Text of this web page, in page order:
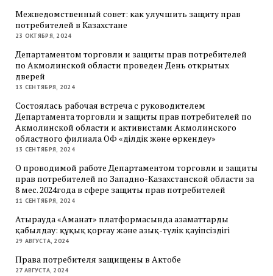
Межведомственный совет: как улучшить защиту прав
потребителей в Казахстане
23 ОКТЯБРЯ, 2024
Департаментом торговли и защиты прав потребителей
по Акмолинской области проведен День открытых
дверей
13 СЕНТЯБРЯ, 2024
Состоялась рабочая встреча с руководителем
Департамента торговли и защиты прав потребителей по
Акмолинской области и активистами Акмолинского
областного филиала ОФ «Әділдік және өркендеу»
13 СЕНТЯБРЯ, 2024
О проводимой работе Департаментом торговли и защиты
прав потребителей по Западно-Казахстанской области за
8 мес. 2024года в сфере защиты прав потребителей
11 СЕНТЯБРЯ, 2024
Атырауда «Аманат» платформасында азаматтарды
қабылдау: құқық қорғау және азық-түлік қауіпсіздігі
29 АВГУСТА, 2024
Права потребителя защищены в Актобе
27 АВГУСТА, 2024